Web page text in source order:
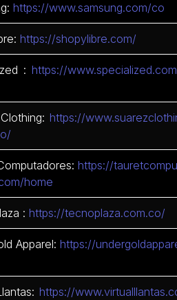
https://www.samsung.com/co
https://shopylibre.com/
:https://
https://
https://
home
:https://tecnoplaza.com.co/
Apparel:https://
https://